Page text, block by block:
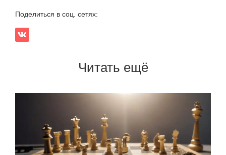
Поделиться в соц. сетях:
Читать ещё